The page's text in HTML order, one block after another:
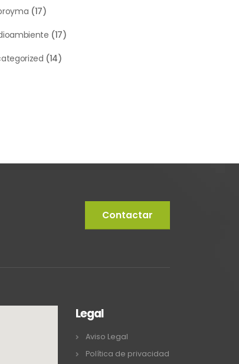
(17)
(17)
(14)
Contactar
Legal
Aviso Legal
Política de privacidad